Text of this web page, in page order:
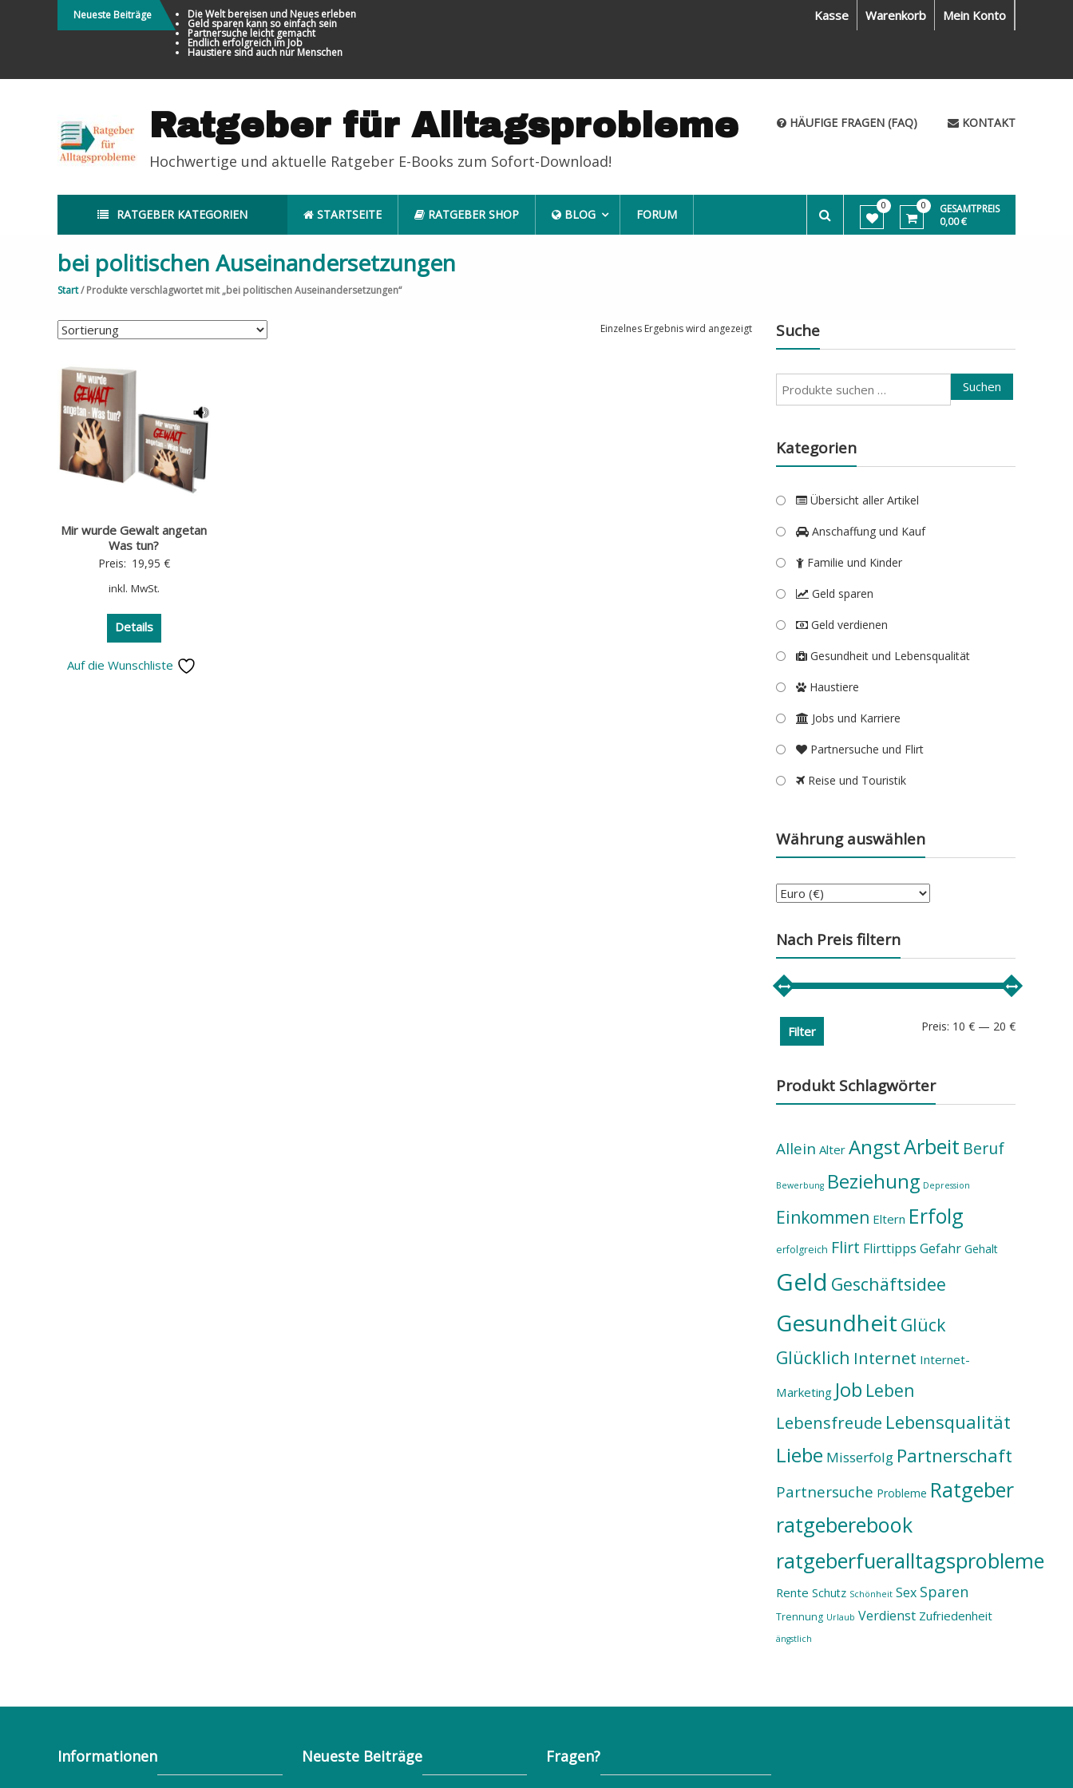
Neueste Beiträge Die Welt bereisen und Neues erleben
Geld sparen kann so einfach sein
Partnersuche leicht gemacht
Endlich erfolgreich im Job
Haustiere sind auch nur Menschen
Kasse Warenkorb Mein Konto
Ratgeber für Alltagsprobleme
Hochwertige und aktuelle Ratgeber E-Books zum Sofort-Download!
HÄUFIGE FRAGEN (FAQ) KONTAKT
RATGEBER KATEGORIEN STARTSEITE RATGEBER SHOP BLOG FORUM
0 0
GESAMTPREIS
0,00 €
bei politischen Auseinandersetzungen
Start/ Produkte verschlagwortet mit „bei politischen Auseinandersetzungen“
Einzelnes Ergebnis wird angezeigt
Mir wurde Gewalt angetan
Was tun?
Preis: 19,95 €
inkl. MwSt.
Details
Auf die Wunschliste
Suche
Suchen
nach:
Suchen
Kategorien
Übersicht aller Artikel
Anschaffung und Kauf
Familie und Kinder
Geld sparen
Geld verdienen
Gesundheit und Lebensqualität
Haustiere
Jobs und Karriere
Partnersuche und Flirt
Reise und Touristik
Währung auswählen
Nach Preis filtern
Min.
Max.
Filter Preis: 10 € — 20 €
Produkt Schlagwörter
Allein Alter AngstArbeit Beruf
Bewerbung Beziehung Depression
Einkommen Eltern Erfolg
erfolgreich Flirt Flirttipps Gefahr Gehalt
Geld Geschäftsidee
Gesundheit Glück
Glücklich Internet Internet-
Marketing Job Leben
Lebensfreude Lebensqualität
Liebe Misserfolg Partnerschaft
Partnersuche Probleme Ratgeber
ratgeberebook
ratgeberfueralltagsprobleme
Rente Schutz Schönheit Sex Sparen
Trennung Urlaub Verdienst Zufriedenheit
ängstlich
Informationen Neueste Beiträge Fragen?